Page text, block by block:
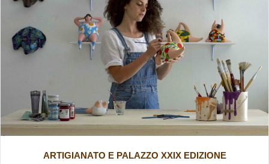
ARTIGIANATO E PALAZZO XXIX EDIZIONE